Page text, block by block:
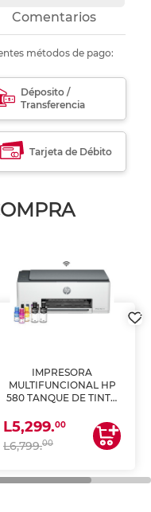
Comentarios
métodos de pago:
Déposito /
Transferencia
Tarjeta de Débito
IMPRESORA
MULTIFUNCIONAL HP
580 TANQUE DE TINTA
ESCANEA)
L5,299.00
L6,799.00